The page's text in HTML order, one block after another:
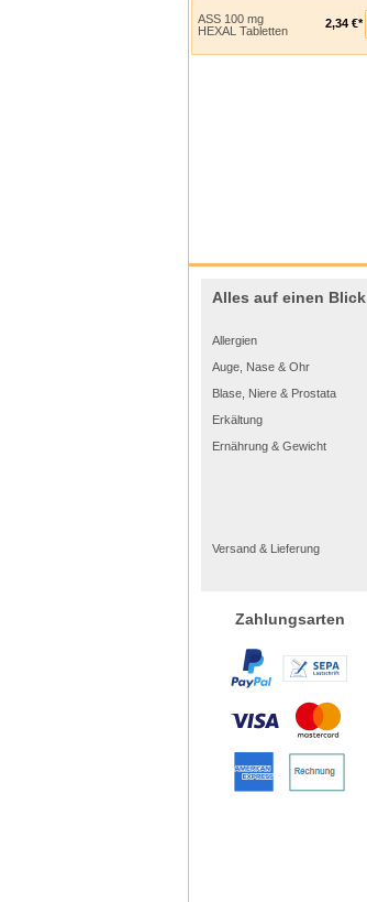
ASS 100 mg
HEXAL Tabletten
2,34 €*
Alles auf einen Blick
Allergien
Auge, Nase & Ohr
Blase, Niere & Prostata
Erkältung
Ernährung & Gewicht
Versand & Lieferung
Zahlungsarten